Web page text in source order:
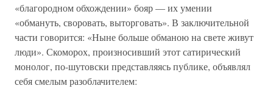
«благородном обхождении» бояр — их умении
«обмануть, своровать, выторговать». В заключительной
части говорится: «Ныне больше обманою на свете живут
люди». Скоморох, произносивший этот сатирический
монолог, по-шутовски представляясь публике, объявлял
себя смелым разоблачителем: